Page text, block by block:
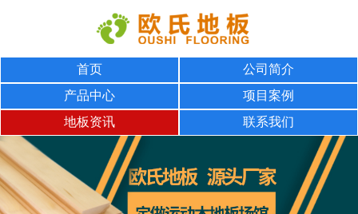
首页
公司简介
产品中心
项目案例
地板资讯
联系我们